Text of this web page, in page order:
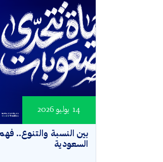
بين النسبة والتنوع..
السعودية
14 يوليو 2026